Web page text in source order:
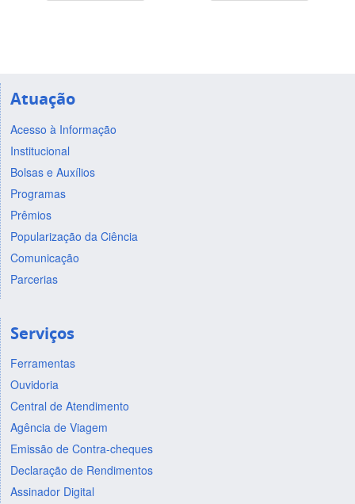
Atuação
Acesso à Informação
Institucional
Bolsas e Auxílios
Programas
Prêmios
Popularização da Ciência
Comunicação
Parcerias
Serviços
Ferramentas
Ouvidoria
Central de Atendimento
Agência de Viagem
Emissão de Contra-cheques
Declaração de Rendimentos
Assinador Digital